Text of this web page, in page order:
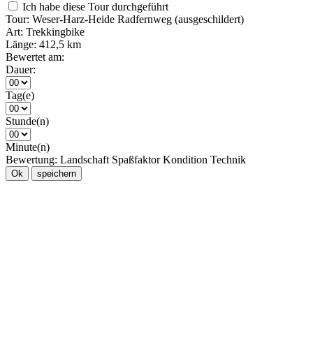
Ich habe diese Tour durchgeführt
Tour: Weser-Harz-Heide Radfernweg (ausgeschildert)
Art: Trekkingbike
Länge: 412,5 km
Bewertet am:
Dauer:
Tag(e)
Stunde(n)
Minute(n)
Bewertung: Landschaft Spaßfaktor Kondition Technik
Ok speichern